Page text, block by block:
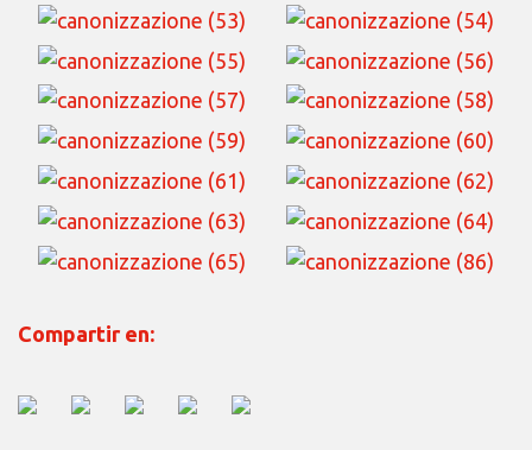
Compartir en: